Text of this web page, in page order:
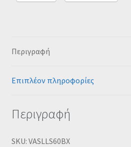
Περιγραφή
Επιπλέον πληροφορίες
Περιγραφή
SKU: VASLLS60BX